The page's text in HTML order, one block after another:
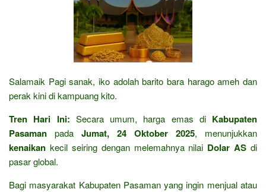
Salamaik Pagi sanak, iko adolah barito bara harago ameh dan
perak kini di kampuang kito.
Tren Hari Ini: Secara umum, harga emas di Kabupaten
Pasaman pada Jumat, 24 Oktober 2025, menunjukkan
kenaikan kecil seiring dengan melemahnya nilai Dolar AS di
pasar global.
Bagi masyarakat Kabupaten Pasaman yang ingin menjual atau